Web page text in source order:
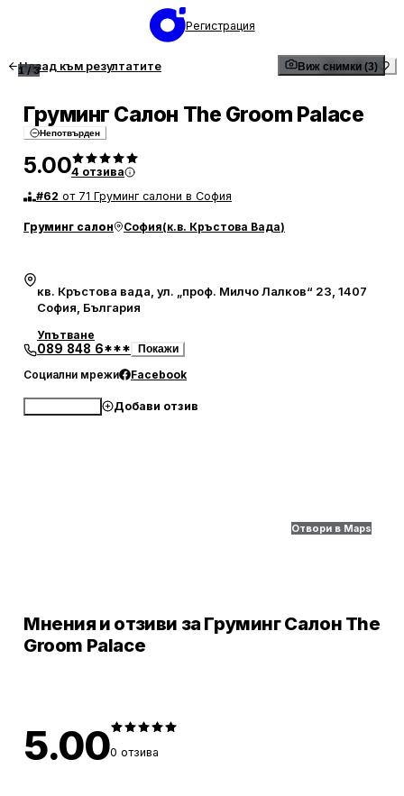
Регистрация
Назад към резултатите
1/3 Виж снимки (3)
Груминг Салон The Groom Palace
Непотвърден
5.004 отзива
#62 от 71 Груминг салони в София
Груминг салон София(к.в. Кръстова Вада)
кв. Кръстова вада, ул. „проф. Милчо Лалков“ 23, 1407
София, България
Упътване
089 848 6*** Покажи
Социални мрежи Facebook
Добави отзив
Отвори в Maps
Мнения и отзиви за Груминг Салон The
Groom Palace
5.000 отзива